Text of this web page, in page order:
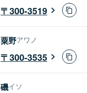
300-3519
粟野アワノ
300-3535
磯イソ